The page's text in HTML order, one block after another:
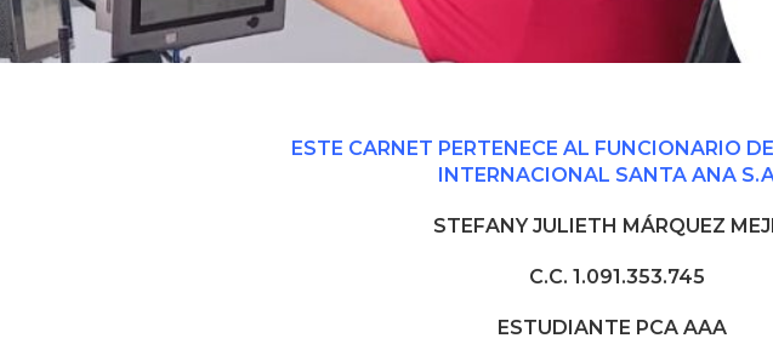
ESTE CARNET PERTENECE AL FUNCIONARIO
INTERNACIONAL SANTA ANA
STEFANY JULIETH MÁRQUEZ
C.C. 1.091.353.745
ESTUDIANTE PCA AAA